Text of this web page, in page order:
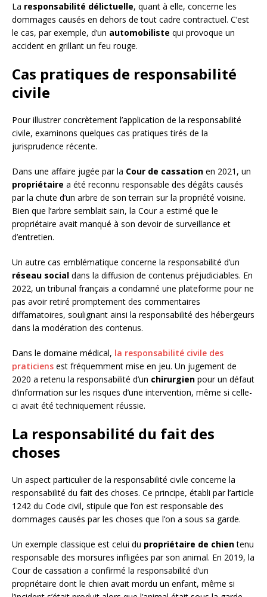
La responsabilité délictuelle, quant à elle, concerne les
dommages causés en dehors de tout cadre contractuel. C’est
le cas, par exemple, d’un automobiliste qui provoque un
accident en grillant un feu rouge.
Cas pratiques de responsabilité
civile
Pour illustrer concrètement l’application de la responsabilité
civile, examinons quelques cas pratiques tirés de la
jurisprudence récente.
Dans une affaire jugée par la Cour de cassation en 2021, un
propriétaire a été reconnu responsable des dégâts causés
par la chute d’un arbre de son terrain sur la propriété voisine.
Bien que l’arbre semblait sain, la Cour a estimé que le
propriétaire avait manqué à son devoir de surveillance et
d’entretien.
Un autre cas emblématique concerne la responsabilité d’un
réseau social dans la diffusion de contenus préjudiciables. En
2022, un tribunal français a condamné une plateforme pour ne
pas avoir retiré promptement des commentaires
diffamatoires, soulignant ainsi la responsabilité des hébergeurs
dans la modération des contenus.
Dans le domaine médical, la responsabilité civile des
praticiens est fréquemment mise en jeu. Un jugement de
2020 a retenu la responsabilité d’un chirurgien pour un défaut
d’information sur les risques d’une intervention, même si celle-
ci avait été techniquement réussie.
La responsabilité du fait des
choses
Un aspect particulier de la responsabilité civile concerne la
responsabilité du fait des choses. Ce principe, établi par l’article
1242 du Code civil, stipule que l’on est responsable des
dommages causés par les choses que l’on a sous sa garde.
Un exemple classique est celui du propriétaire de chientenu
responsable des morsures infligées par son animal. En 2019, la
Cour de cassation a confirmé la responsabilité d’un
propriétaire dont le chien avait mordu un enfant, même si